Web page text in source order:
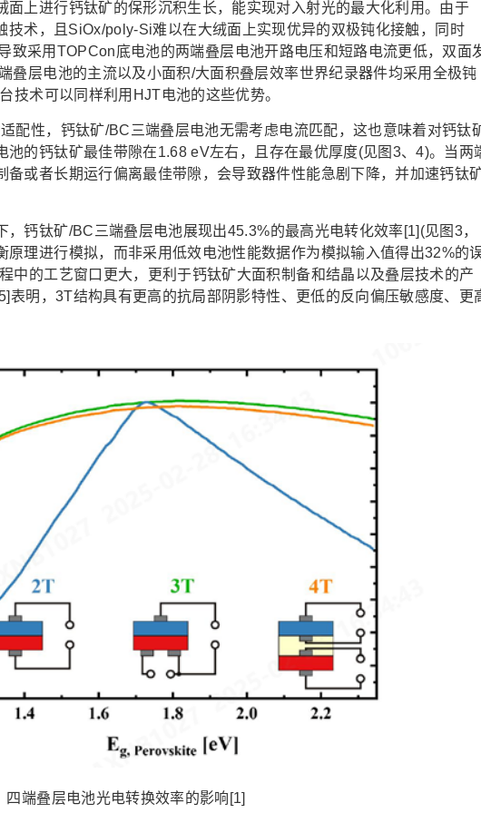
上进行钙钛矿的保形沉积生长，能实现对入射光的最大化利用。由于
技术，且SiOx/poly-Si难以在大绒面上实现优异的双极钝化接触，同时
致采用TOPCon底电池的两端叠层电池开路电压和短路电流更低，双面
叠层电池的主流以及小面积/大面积叠层效率世界纪录器件均采用全极钝
技术可以同样利用HJT电池的这些优势。
性，钙钛矿/BC三端叠层电池无需考虑电流匹配，这也意味着对钙钛
池的钙钛矿最佳带隙在1.68 eV左右，且存在最优厚度(见图3、4)。当两
备或者长期运行偏离最佳带隙，会导致器件性能急剧下降，并加速钙钛
钛矿/BC三端叠层电池展现出45.3%的最高光电转化效率[1](见图3，
原理进行模拟，而非采用低效电池性能数据作为模拟输入值得出32%的
中的工艺窗口更大，更利于钙钛矿大面积制备和结晶以及叠层技术的产
表明，3T结构具有更高的抗局部阴影特性、更低的反向偏压敏感度、更
端叠层电池光电转换效率的影响[1]